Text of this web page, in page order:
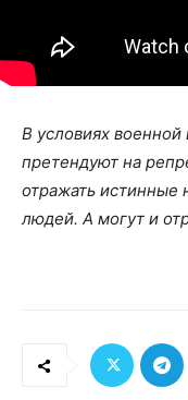
В условиях
претендуют на
отражать истинные
людей. А могут и